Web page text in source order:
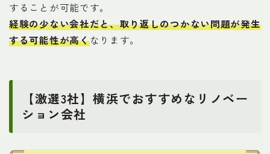
することが可能です。
経験の少ない会社だと、取り返しのつかない問題が発生
する可能性が高くなります。
【激選3社】横浜でおすすめなリノベー
ション会社